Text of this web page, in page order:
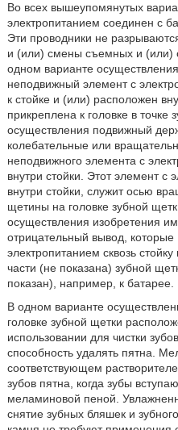
Во всех вышеупомянутых
электропитанием соединен с
Эти проводники не
и (или) смены съемных и
одном варианте
неподвижный элемент с
к стойке и (или) расположен
прикреплена к головке в
осуществления подвижный
колебательные или
неподвижного элемента с
внутри стойки. Этот элемент с
внутри стойки, служит осью
щетины на головке зубной
осуществления изобретения
отрицательный вывод, которые
электропитанием сквозь
части (не показана) зубной
показан), например, к батарее.
В одном варианте
головке зубной щетки
использовании для чистки
способность удалять пятна.
соответствующем
зубов пятна, когда зубы
меламиновой пеной.
снятие зубных бляшек и